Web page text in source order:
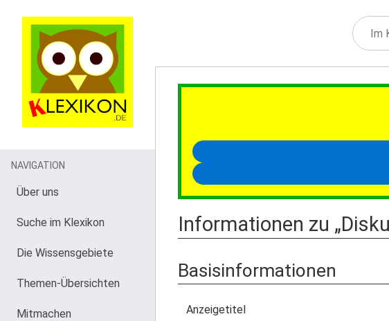
Informationen zu
Basisinformationen
Anzeigetitel
NAVIGATION
Über uns
Suche im Klexikon
Die Wissensgebiete
Themen-Übersichten
Mitmachen